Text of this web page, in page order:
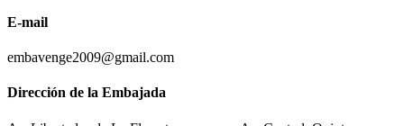
E-mail
embavenge2009@gmail.com
Dirección de la Embajada